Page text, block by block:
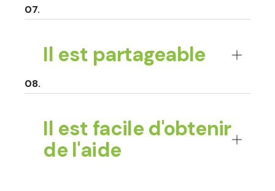
Il est partageable
Il est facile d'obtenir
de l'aide